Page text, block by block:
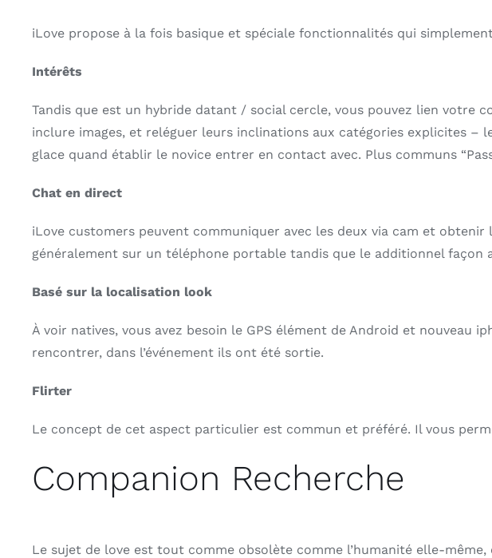
iLove propose à la fois basique et spéciale fonctionnalités qui
Intérêts
Tandis que est un hybride datant / social cercle, vous pouvez lien votre
inclure images, et reléguer leurs inclinations aux catégories explicites –
glace quand établir le novice entrer en contact avec. Plus communs
Chat en direct
iLove customers peuvent communiquer avec les deux via cam et
généralement sur un téléphone portable tandis que le additionnel
Basé sur la localisation look
À voir natives, vous avez besoin le GPS élément de Android et
rencontrer, dans l’événement ils ont été sortie.
Flirter
Le concept de cet aspect particulier est commun et préféré. Il vous
Companion Recherche
Le sujet de love est tout comme obsolète comme l’humanité elle-